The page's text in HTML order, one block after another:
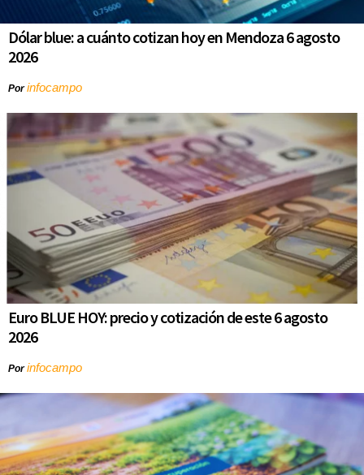
Dólar blue: a cuánto cotizan hoy en Mendoza 6 agosto
2026
Porinfocampo
Euro BLUE HOY: precio y cotización de este 6 agosto
2026
Porinfocampo